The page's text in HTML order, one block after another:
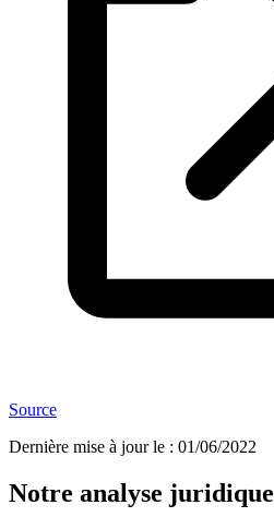
Source
Dernière mise à jour le : 01/06/2022
Notre analyse juridique